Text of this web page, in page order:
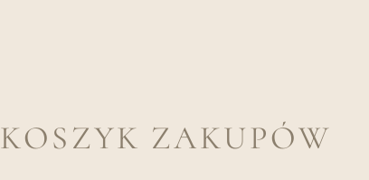
KOSZYK ZAKUPÓW